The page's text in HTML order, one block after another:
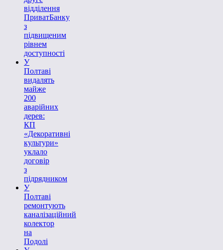
відділення
ПриватБанку
з
підвищеним
рівнем
доступності
У
Полтаві
видалять
майже
200
аварійних
дерев:
КП
«Декоративні
культури»
уклало
договір
з
підрядником
У
Полтаві
ремонтують
каналізаційний
колектор
на
Подолі